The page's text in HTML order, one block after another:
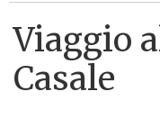
Viaggio
Casale